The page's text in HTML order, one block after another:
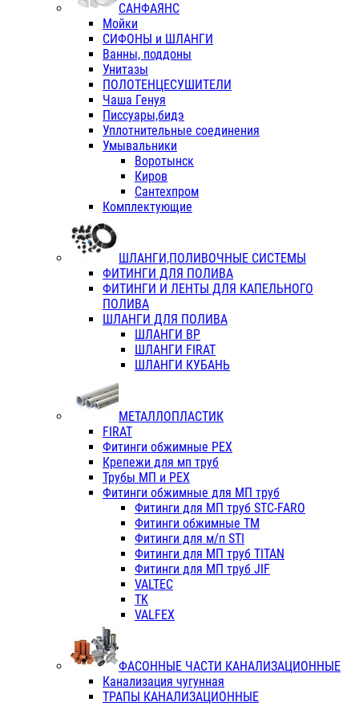
САНФАЯНС
Мойки
СИФОНЫ и ШЛАНГИ
Ванны, поддоны
Унитазы
ПОЛОТЕНЦЕСУШИТЕЛИ
Чаша Генуя
Писсуары,бидэ
Уплотнительные соединения
Умывальники
Воротынск
Киров
Сантехпром
Комплектующие
ШЛАНГИ,ПОЛИВОЧНЫЕ СИСТЕМЫ
ФИТИНГИ ДЛЯ ПОЛИВА
ФИТИНГИ И ЛЕНТЫ ДЛЯ КАПЕЛЬНОГО
ПОЛИВА
ШЛАНГИ ДЛЯ ПОЛИВА
ШЛАНГИ ВР
ШЛАНГИ FIRAT
ШЛАНГИ КУБАНЬ
МЕТАЛЛОПЛАСТИК
FIRAT
Фитинги обжимные PEX
Крепежи для мп труб
Трубы МП и PEX
Фитинги обжимные для МП труб
Фитинги для МП труб STC-FARO
Фитинги обжимные ТМ
Фитинги для м/п STI
Фитинги для МП труб TITAN
Фитинги для МП труб JIF
VALTEC
TK
VALFEX
ФАСОННЫЕ ЧАСТИ КАНАЛИЗАЦИОННЫЕ
Канализация чугунная
ТРАПЫ КАНАЛИЗАЦИОННЫЕ